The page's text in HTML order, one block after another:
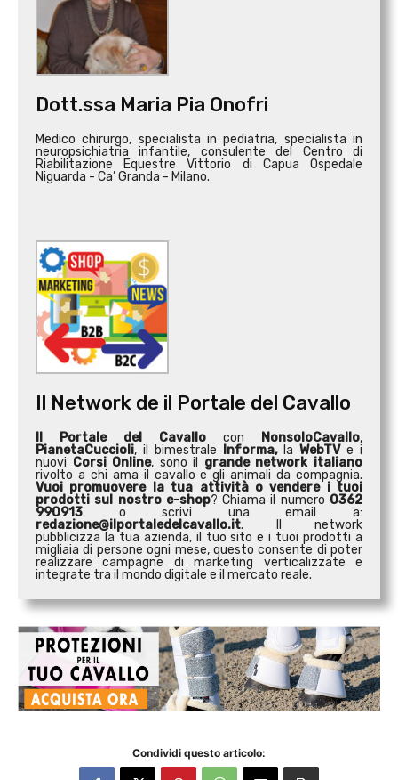
Dott.ssa Maria Pia Onofri
Medico chirurgo, specialista in pediatria, specialista in
neuropsichiatria infantile, consulente del Centro di
Riabilitazione Equestre Vittorio di Capua Ospedale
Niguarda - Ca’ Granda - Milano.
Il Network de il Portale del Cavallo
Il Portale del Cavallo con NonsoloCavallo,
PianetaCuccioli, il bimestrale Informa,laWebTVe i
nuovi Corsi Online, sono il grande network italiano
rivolto a chi ama il cavallo e gli animali da compagnia.
Vuoi promuovere la tua attività ovendere i tuoi
prodotti sul nostro e-shop? Chiama il numero 0362
990913 o scrivi una email a:
redazione@ilportaledelcavallo.it. Il network
pubblicizza la tua azienda, il tuo sito e i tuoi prodotti a
migliaia di persone ogni mese, questo consente di poter
realizzare campagne di marketing verticalizzate e
integrate tra il mondo digitale e il mercato reale.
Condividi questo articolo: